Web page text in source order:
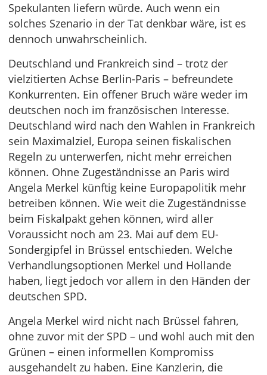
Spekulanten liefern würde. Auch wenn ein
solches Szenario in der Tat denkbar wäre, ist es
dennoch unwahrscheinlich.
Deutschland und Frankreich sind – trotz der
vielzitierten Achse Berlin-Paris – befreundete
Konkurrenten. Ein offener Bruch wäre weder im
deutschen noch im französischen Interesse.
Deutschland wird nach den Wahlen in Frankreich
sein Maximalziel, Europa seinen fiskalischen
Regeln zu unterwerfen, nicht mehr erreichen
können. Ohne Zugeständnisse an Paris wird
Angela Merkel künftig keine Europapolitik mehr
betreiben können. Wie weit die Zugeständnisse
beim Fiskalpakt gehen können, wird aller
Voraussicht noch am 23. Mai auf dem EU-
Sondergipfel in Brüssel entschieden. Welche
Verhandlungsoptionen Merkel und Hollande
haben, liegt jedoch vor allem in den Händen der
deutschen SPD.
Angela Merkel wird nicht nach Brüssel fahren,
ohne zuvor mit der SPD – und wohl auch mit den
Grünen – einen informellen Kompromiss
ausgehandelt zu haben. Eine Kanzlerin, die